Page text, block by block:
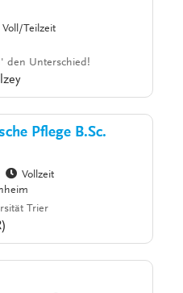
Voll/Teilzeit
den Unterschied!
Pflege B.Sc.
Vollzeit
Trier